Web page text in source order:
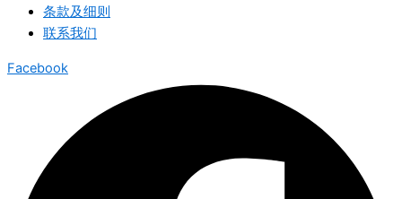
条款及细则
联系我们
Facebook